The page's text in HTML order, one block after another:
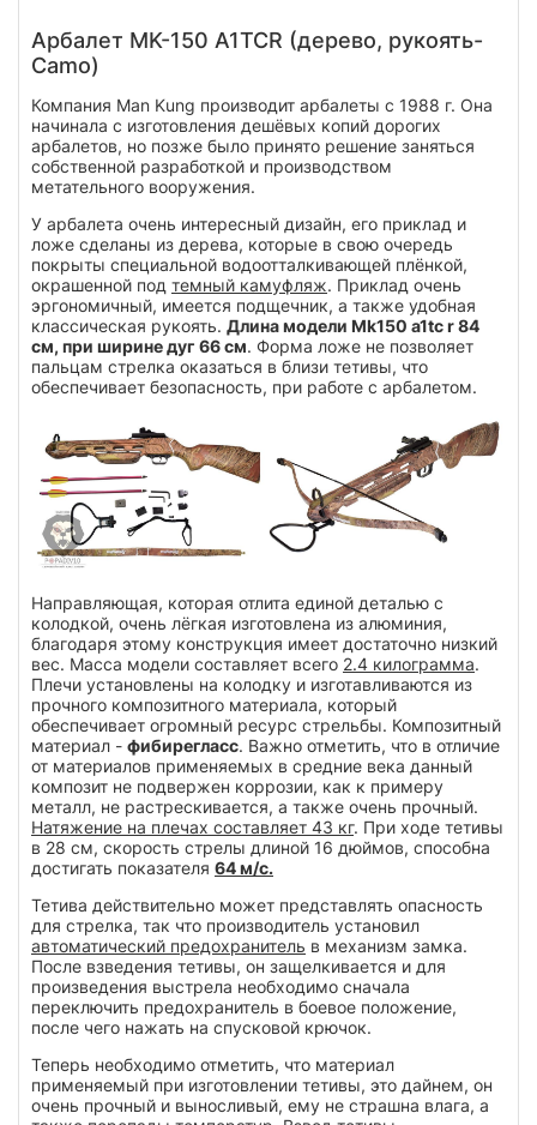
Арбалет MK-150 A1TCR (дерево, рукоять-
Camo)
Компания Man Kung производит арбалеты с 1988 г. Она
начинала с изготовления дешёвых копий дорогих
арбалетов, но позже было принято решение заняться
собственной разработкой и производством
метательного вооружения.
У арбалета очень интересный дизайн, его приклад и
ложе сделаны из дерева, которые в свою очередь
покрыты специальной водоотталкивающей плёнкой,
окрашенной под темный камуфляж. Приклад очень
эргономичный, имеется подщечник, а также удобная
классическая рукоять. Длина модели Mk150 a1tc r 84
см, при ширине дуг 66 см. Форма ложе не позволяет
пальцам стрелка оказаться в близи тетивы, что
обеспечивает безопасность, при работе с арбалетом.
Направляющая, которая отлита единой деталью с
колодкой, очень лёгкая изготовлена из алюминия,
благодаря этому конструкция имеет достаточно низкий
вес. Масса модели составляет всего 2.4 килограмма.
Плечи установлены на колодку и изготавливаются из
прочного композитного материала, который
обеспечивает огромный ресурс стрельбы. Композитный
материал - фибирегласс. Важно отметить, что в отличие
от материалов применяемых в средние века данный
композит не подвержен коррозии, как к примеру
металл, не растрескивается, а также очень прочный.
Натяжение на плечах составляет 43 кг. При ходе тетивы
в 28 см, скорость стрелы длиной 16 дюймов, способна
достигать показателя 64 м/c.
Тетива действительно может представлять опасность
для стрелка, так что производитель установил
автоматический предохранитель в механизм замка.
После взведения тетивы, он защелкивается и для
произведения выстрела необходимо сначала
переключить предохранитель в боевое положение,
после чего нажать на спусковой крючок.
Теперь необходимо отметить, что материал
применяемый при изготовлении тетивы, это дайнем, он
очень прочный и выносливый, ему не страшна влага, а